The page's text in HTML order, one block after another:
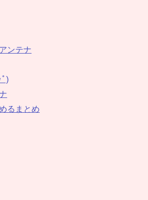
ンテナ
ﾟ)
るまとめ